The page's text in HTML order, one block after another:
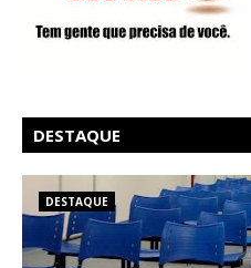
DESTAQUE
DESTAQUE